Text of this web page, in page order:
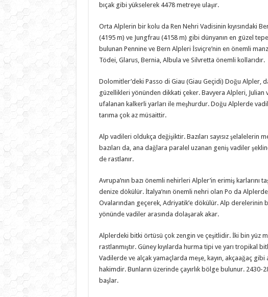
bıçak gibi yükselerek 4478 metreye ulaşır.
Orta Alplerin bir kolu da Ren Nehri Vadisinin kıyısındaki
(4195 m) ve Jungfrau (4158 m) gibi dünyanın en güzel
bulunan Pennine ve Bern Alpleri İsviçre’nin en önemli
Tödei, Glarus, Bernia, Albula ve Silvretta önemli kollarıdır.
Dolomitler’deki Passo di Giau (Giau Geçidi) Doğu Alpler,
güzellikleri yönünden dikkati çeker. Bavyera Alpleri, Julian
ufalanan kalkerli yarları ile meşhurdur. Doğu Alplerde
tarıma çok az müsaittir.
Alp vadileri oldukça değişiktir. Bazıları sayısız şelalelerin
bazıları da, ana dağlara paralel uzanan geniş vadiler
de rastlanır.
Avrupa’nın bazı önemli nehirleri Alpler’in erimiş karlarını
denize dökülür. İtalya’nın önemli nehri olan Po da
Ovalarından geçerek, Adriyatik’e dökülür. Alp derelerinin
yönünde vadiler arasında dolaşarak akar.
Alplerdeki bitki örtüsü çok zengin ve çeşitlidir. İki bin yüz
rastlanmıştır. Güney kıyılarda hurma tipi ve yarı tropikal
Vadilerde ve alçak yamaçlarda meşe, kayın, akçaağaç
hakimdir. Bunların üzerinde çayırlık bölge bulunur.
başlar.